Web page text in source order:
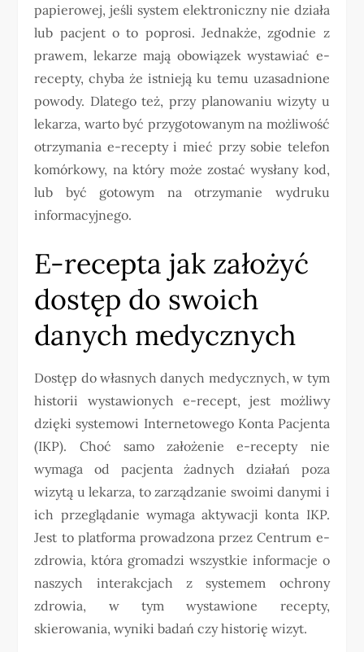
papierowej, jeśli system elektroniczny nie działa
lub pacjent o to poprosi. Jednakże, zgodnie z
prawem, lekarze mają obowiązek wystawiać e-
recepty, chyba że istnieją ku temu uzasadnione
powody. Dlatego też, przy planowaniu wizyty u
lekarza, warto być przygotowanym na możliwość
otrzymania e-recepty i mieć przy sobie telefon
komórkowy, na który może zostać wysłany kod,
lub być gotowym na otrzymanie wydruku
informacyjnego.
E-recepta jak założyć
dostęp do swoich
danych medycznych
Dostęp do własnych danych medycznych, w tym
historii wystawionych e-recept, jest możliwy
dzięki systemowi Internetowego Konta Pacjenta
(IKP). Choć samo założenie e-recepty nie
wymaga od pacjenta żadnych działań poza
wizytą u lekarza, to zarządzanie swoimi danymi i
ich przeglądanie wymaga aktywacji konta IKP.
Jest to platforma prowadzona przez Centrum e-
zdrowia, która gromadzi wszystkie informacje o
naszych interakcjach z systemem ochrony
zdrowia, w tym wystawione recepty,
skierowania, wyniki badań czy historię wizyt.